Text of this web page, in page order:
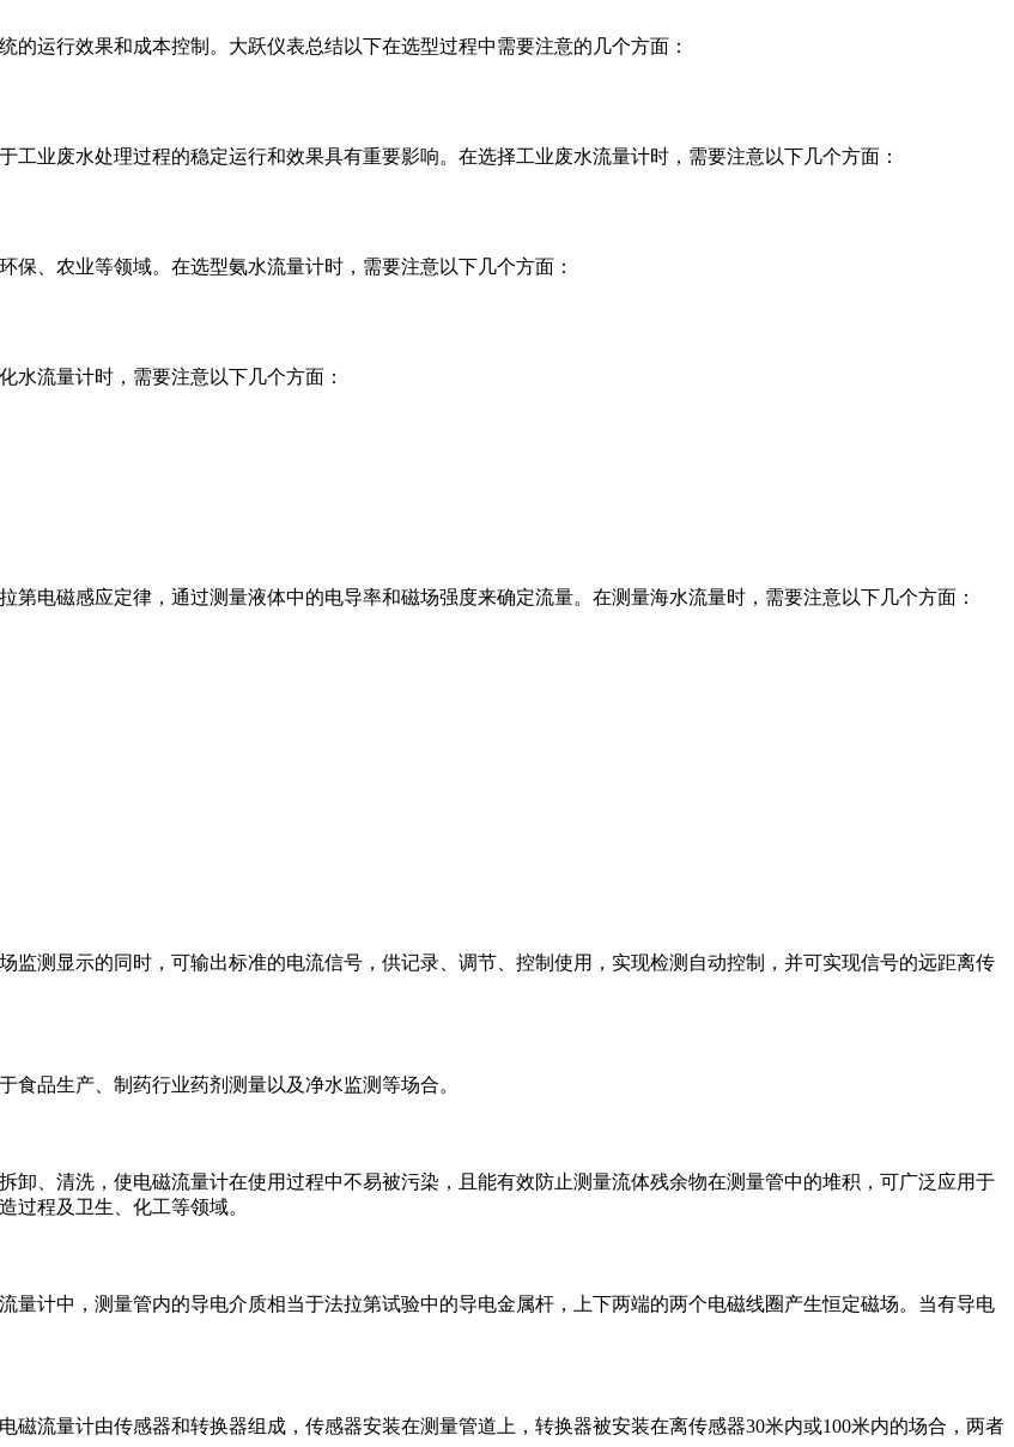
运行效果和成本控制。大跃仪表总结以下在选型过程中需要注意的几个方面：
业废水处理过程的稳定运行和效果具有重要影响。在选择工业废水流量计时，需要注意以下几个方面：
、农业等领域。在选型氨水流量计时，需要注意以下几个方面：
水流量计时，需要注意以下几个方面：
电磁感应定律，通过测量液体中的电导率和磁场强度来确定流量。在测量海水流量时，需要注意以下几个方面：
监测显示的同时，可输出标准的电流信号，供记录、调节、控制使用，实现检测自动控制，并可实现信号的远距离传
品生产、制药行业药剂测量以及净水监测等场合。
卸、清洗，使电磁流量计在使用过程中不易被污染，且能有效防止测量流体残余物在测量管中的堆积，可广泛应用于
过程及卫生、化工等领域。
量计中，测量管内的导电介质相当于法拉第试验中的导电金属杆，上下两端的两个电磁线圈产生恒定磁场。当有导电
流量计由传感器和转换器组成，传感器安装在测量管道上，转换器被安装在离传感器30米内或100米内的场合，两者